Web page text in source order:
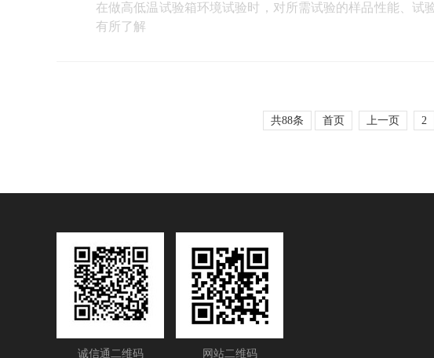
在做高低温试验箱环境试验时，对所需试验的样品性能、
有所了解
共88条 首页 上一页 2
诚信通二维码 网站二维码